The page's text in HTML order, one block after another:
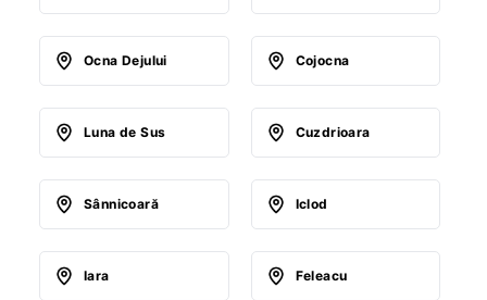
Ocna Dejului Cojocna
Luna de Sus Cuzdrioara
Sânnicoară Iclod
Iara Feleacu